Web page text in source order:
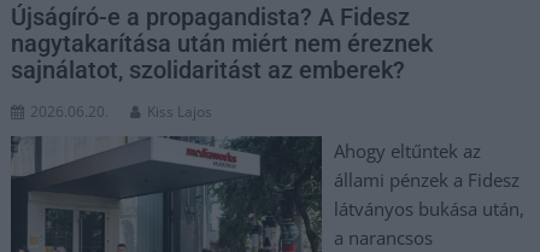
Újságíró-e a propagandista? A Fidesz
nagytakarítása után miért nem éreznek
sajnálatot, szolidaritást az emberek?
2026.06.20. Kiss Lajos
Ahogy eltűntek az
állami pénzek a Fidesz
látványos bukása után,
a narancsos